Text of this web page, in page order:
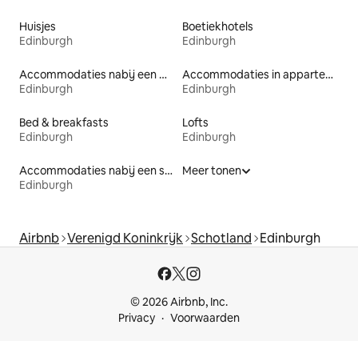
Huisjes
Edinburgh
Boetiekhotels
Edinburgh
Accommodaties nabij een meer
Edinburgh
Accommodaties in appartementen met diensten
Edinburgh
Bed & breakfasts
Edinburgh
Lofts
Edinburgh
Accommodaties nabij een strand
Edinburgh
Meer tonen
Airbnb Verenigd Koninkrijk Schotland Edinburgh
© 2026 Airbnb, Inc.
Privacy
Voorwaarden